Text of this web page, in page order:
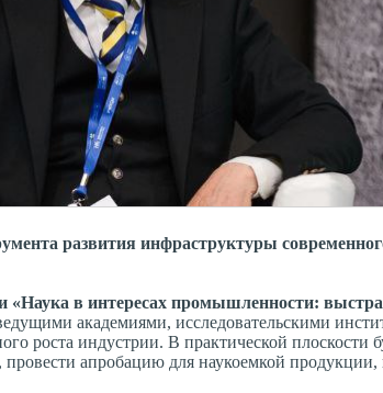
развития инфраструктуры
«Наука в интересах промышленности:
академиями, исследовательскими
роста индустрии. В практической плоскости
провести апробацию для наукоемкой